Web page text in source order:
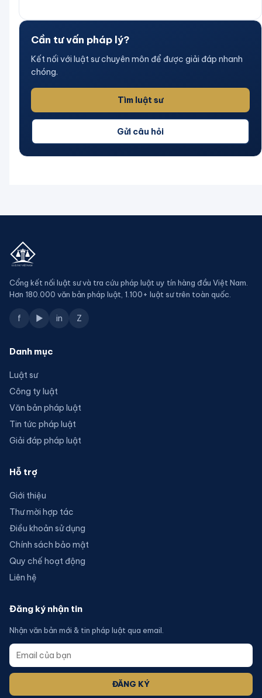
Cần tư vấn pháp lý?
Kết nối với luật sư chuyên môn để được giải đáp nhanh
chóng.
Tìm luật sư
Gửi câu hỏi
Cổng kết nối luật sư và tra cứu pháp luật uy tín hàng đầu Việt Nam.
Hơn 180.000 văn bản pháp luật, 1.100+ luật sư trên toàn quốc.
f ▶ in Z
Danh mục
Luật sư
Công ty luật
Văn bản pháp luật
Tin tức pháp luật
Giải đáp pháp luật
Hỗ trợ
Giới thiệu
Thư mời hợp tác
Điều khoản sử dụng
Chính sách bảo mật
Quy chế hoạt động
Liên hệ
Đăng ký nhận tin
Nhận văn bản mới & tin pháp luật qua email.
ĐĂNG KÝ